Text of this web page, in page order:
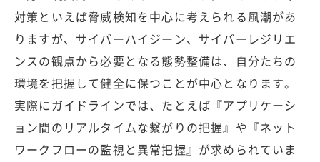
対策といえば脅威検知を中心に考えられる風潮があ
りますが、サイバーハイジーン、サイバーレジリエ
ンスの観点から必要となる態勢整備は、自分たちの
環境を把握して健全に保つことが中心となります。
実際にガイドラインでは、たとえば『アプリケーシ
ョン間のリアルタイムな繋がりの把握』や『ネット
ワークフローの監視と異常把握』が求められていま